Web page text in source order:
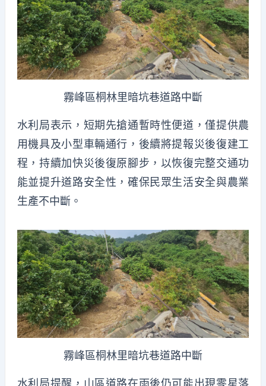
霧峰區桐林里暗坑巷道路中斷
水利局表示，短期先搶通暫時性便道，僅提供農
用機具及小型車輛通行，後續將提報災後復建工
程，持續加快災後復原腳步，以恢復完整交通功
能並提升道路安全性，確保民眾生活安全與農業
生產不中斷。
霧峰區桐林里暗坑巷道路中斷
水利局提醒，山區道路在雨後仍可能出現零星落